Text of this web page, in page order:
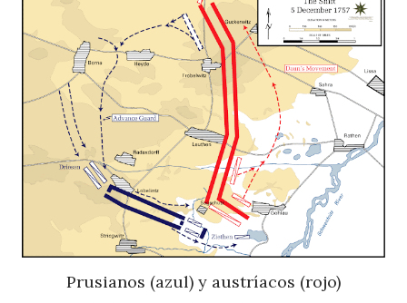
Prusianos (azul) y austríacos (rojo)